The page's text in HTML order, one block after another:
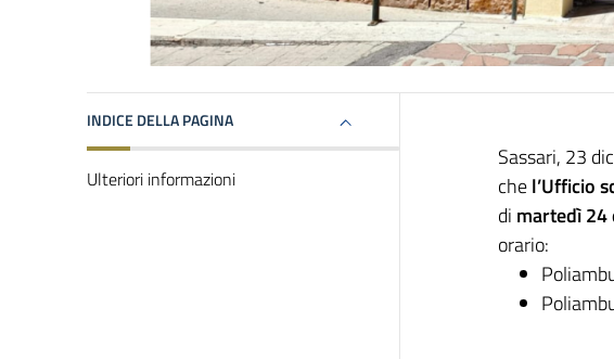
INDICE DELLA PAGINA
Ulteriori informazioni
Sassari, 23
chel’Ufficio
di martedì 24
orario: